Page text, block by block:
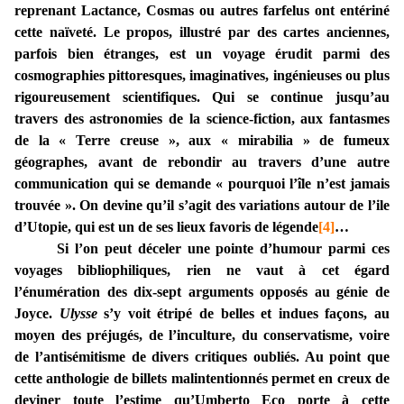
reprenant Lactance, Cosmas ou autres farfelus ont entériné
cette naïveté. Le propos, illustré par des cartes anciennes,
parfois bien étranges, est un voyage érudit parmi des
cosmographies pittoresques, imaginatives, ingénieuses ou plus
rigoureusement scientifiques. Qui se continue jusqu’au
travers des astronomies de la science-fiction, aux fantasmes
de la « Terre creuse », aux « mirabilia » de fumeux
géographes, avant de rebondir au travers d’une autre
communication qui se demande « pourquoi l’île n’est jamais
trouvée ». On devine qu’il s’agit des variations autour de l’ile
d’Utopie, qui est un de ses lieux favoris de légende[4]…
Si l’on peut déceler une pointe d’humour parmi ces
voyages bibliophiliques, rien ne vaut à cet égard
l’énumération des dix-sept arguments opposés au génie de
Joyce. Ulysses’y voit étripé de belles et indues façons, au
moyen des préjugés, de l’inculture, du conservatisme, voire
de l’antisémitisme de divers critiques oubliés. Au point que
cette anthologie de billets malintentionnés permet en creux de
deviner toute l’estime qu’Umberto Eco porte à cette